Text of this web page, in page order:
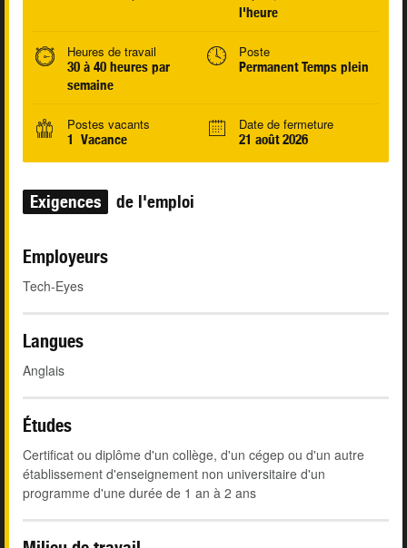
l'heure
Heures de travail
30 à 40 heures par
semaine
Poste
Permanent Temps plein
Postes vacants
1 Vacance
Date de fermeture
21 août 2026
Exigences de l'emploi
Employeurs
Tech-Eyes
Langues
Anglais
Études
Certificat ou diplôme d'un collège, d'un cégep ou d'un autre
établissement d'enseignement non universitaire d'un
programme d'une durée de 1 an à 2 ans